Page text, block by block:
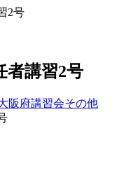
2号
者講習2号
阪府講習会その他